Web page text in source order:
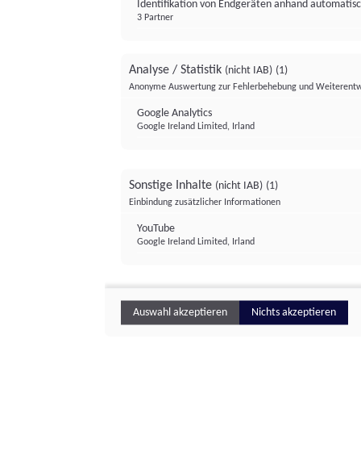
Identifikation von Endgeräten anhand
3 Partner
Analyse / Statistik (nicht IAB) (1)
Anonyme Auswertung zur Fehlerbehebung und
Google Analytics
Google Ireland Limited, Irland
Sonstige Inhalte (nicht IAB) (1)
Einbindung zusätzlicher Informationen
YouTube
Google Ireland Limited, Irland
Auswahl akzeptieren Nichts akzeptieren